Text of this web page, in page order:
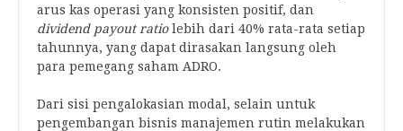
arus kas operasi yang konsisten positif, dan
dividend payout ratiolebih dari 40% rata-rata setiap
tahunnya, yang dapat dirasakan langsung oleh
para pemegang saham ADRO.
Dari sisi pengalokasian modal, selain untuk
pengembangan bisnis manajemen rutin melakukan